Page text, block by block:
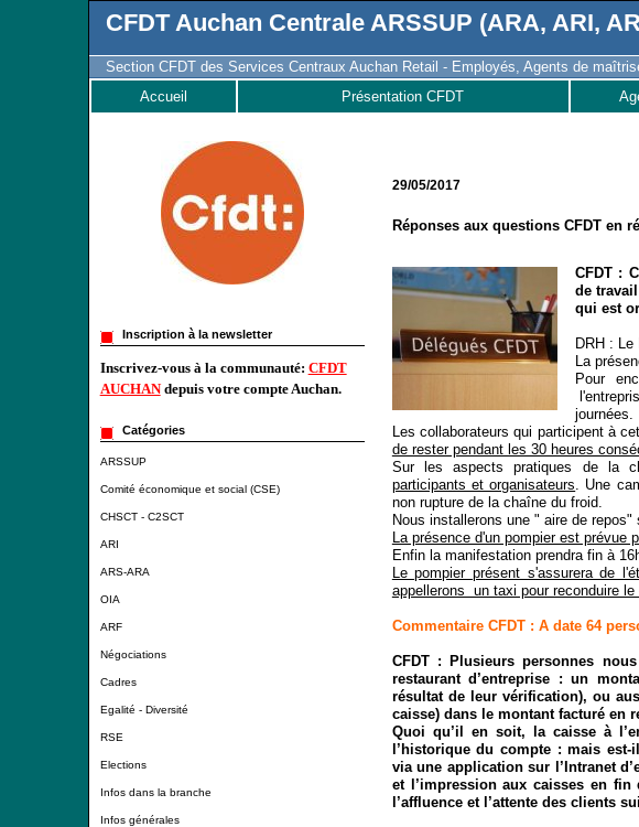
CFDT Auchan Centrale ARSSUP (ARA, ARI,
Section CFDT des Services Centraux Auchan Retail - Employés, Agents de
Accueil
Présentation CFDT
Inscription à la newsletter
Inscrivez-vous à la communauté: CFDT
AUCHANdepuis votre compte Auchan.
Catégories
ARSSUP
Comité économique et social (CSE)
CHSCT - C2SCT
ARI
ARS-ARA
OIA
ARF
Négociations
Cadres
Egalité - Diversité
RSE
Elections
Infos dans la branche
Infos générales
29/05/2017
Réponses aux questions CFDT en
CFDT :
de
qui est
DRH : Le
La
Pour
journées.
Les collaborateurs qui participent à
de rester pendant les 30 heures
Sur les aspects pratiques de la
participants et organisateurs . Une
non rupture de la chaîne du froid.
Nous installerons une " aire de
La présence d'un pompier est prévue
Enfin la manifestation prendra fin à
Le pompier présent s'assurera de
appellerons un taxi pour reconduire
Commentaire CFDT : A date 64
CFDT : Plusieurs personnes
restaurant d’entreprise : un
résultat de leur vérification), ou
caisse) dans le montant facturé en
Quoi qu’il en soit, la caisse à
l’historique du compte : mais
via une application sur l’Intranet
et l’impression aux caisses en fin
l’affluence et l’attente des clients